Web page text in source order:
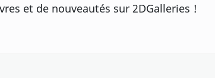
et de nouveautés sur 2DGalleries !